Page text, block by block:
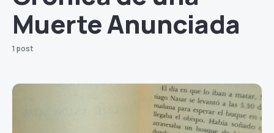
Muerte Anunciada
1 post